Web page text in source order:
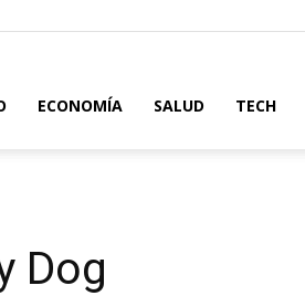
ECONOMÍA SALUD TECH
Dog